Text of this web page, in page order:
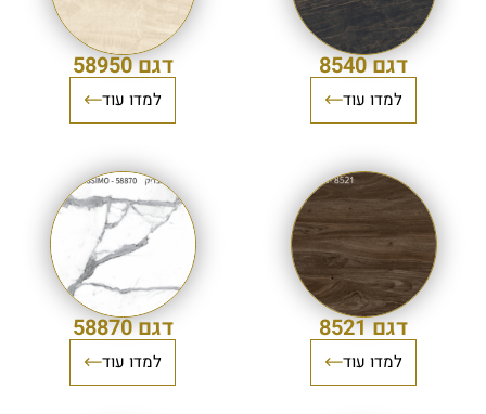
דגם 8540
למדו עוד
דגם 58950
למדו עוד
דגם 8521
למדו עוד
דגם 58870
למדו עוד